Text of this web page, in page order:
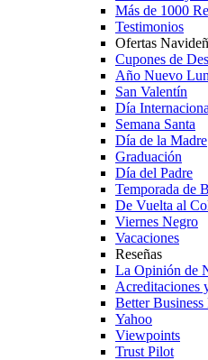
Más de 1000
Testimonios
Ofertas
Cupones de
Año Nuevo
San Valentín
Día
Semana Santa
Día de la Madre
Graduación
Día del Padre
Temporada de
De Vuelta al
Viernes Negro
Vacaciones
Reseñas
La Opinión de
Acreditaciones
Better Business
Yahoo
Viewpoints
Trust Pilot